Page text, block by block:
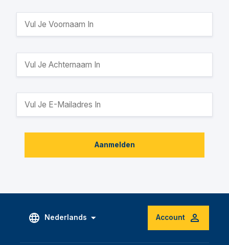
Aanmelden
Nederlands Account